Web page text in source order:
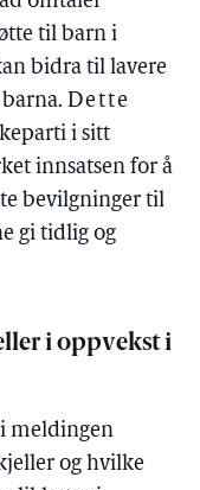
til barn i
bidra til lavere
Dette
i sitt
innsatsen for å
bevilgninger til
gi tidlig og
i oppvekst i
meldingen
og hvilke